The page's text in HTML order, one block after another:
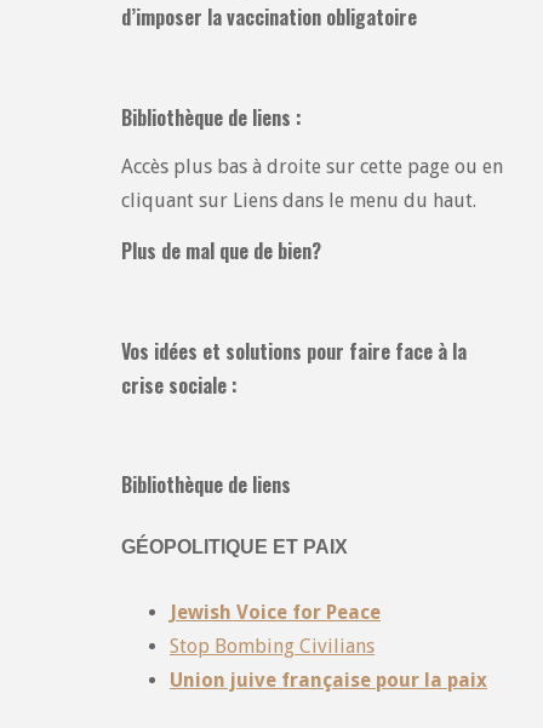
d’imposer la vaccination obligatoire
Bibliothèque de liens :
Accès plus bas à droite sur cette page ou en
cliquant sur Liens dans le menu du haut.
Plus de mal que de bien?
Vos idées et solutions pour faire face à la
crise sociale :
Bibliothèque de liens
GÉOPOLITIQUE ET PAIX
Jewish Voice for Peace
Stop Bombing Civilians
Union juive française pour la paix